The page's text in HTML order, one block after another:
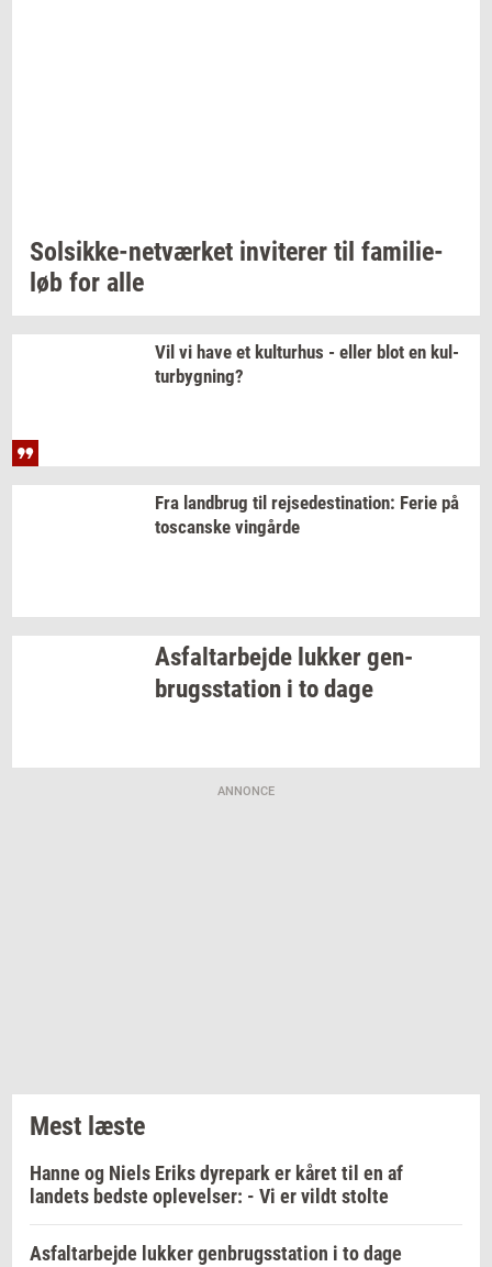
Solsikke-​netværket in­vi­te­rer til fa­mi­li­e­
løb for alle
Vil vi have et kul­tur­hus - eller blot en kul­
tur­byg­ning?
Fra land­brug til rej­se­desti­na­tion: Ferie på
toscan­ske vin­går­de
As­fal­t­ar­bej­de luk­kergen­
brugs­sta­tion i to dage
ANNONCE
Mest læste
Hanne og Niels Eriks dyrepark er kåret til en af
landets bedste oplevelser: - Vi er vildt stolte
Asfaltarbejde lukker genbrugsstation i to dage